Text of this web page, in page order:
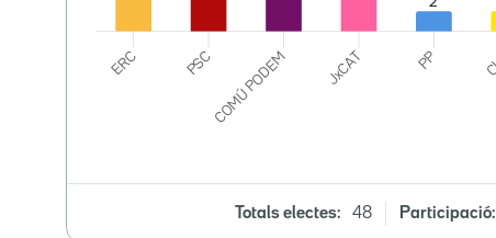
Totals electes: 48 Participació: